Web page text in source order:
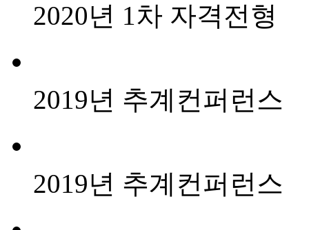
2020년 1차 자격전형
2019년 추계컨퍼런스
2019년 추계컨퍼런스